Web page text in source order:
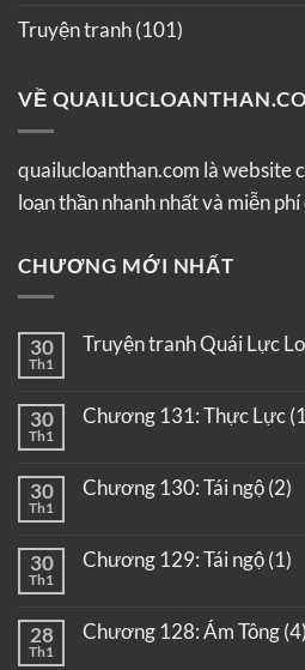
Truyện tranh(101)
VỀ
quailucloanthan.com là website
loạn thần nhanh nhất và miễn
CHƯƠNG MỚI NHẤT
30
Th1
Truyện tranh Quái Lực
30
Th1
Chương 131: Thực Lực
30
Th1
Chương 130: Tái ngộ (2)
30
Th1
Chương 129: Tái ngộ (1)
28
Th1
Chương 128: Ám Tông (4)